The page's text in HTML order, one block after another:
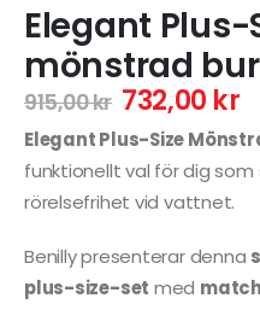
Elegant Plus-
mönstrad
915,00kr 732,00 kr
Elegant Plus-Size
funktionellt val för dig
rörelsefrihet vid vattnet.
Benilly presenterar denna
plus-size-set med